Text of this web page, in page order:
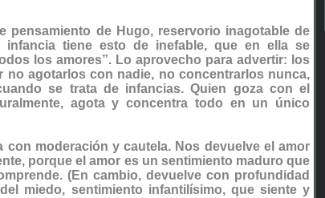
pensamiento de Hugo, reservorio inagotable de
infancia tiene esto de inefable, que en ella se
los amores”. Lo aprovecho para advertir: los
no agotarlos con nadie, no concentrarlos nunca,
se trata de infancias. Quien goza con el
agota y concentra todo en un único
con moderación y cautela. Nos devuelve el amor
porque el amor es un sentimiento maduro que
(En cambio, devuelve con profundidad
miedo, sentimiento infantilísimo, que siente y
*